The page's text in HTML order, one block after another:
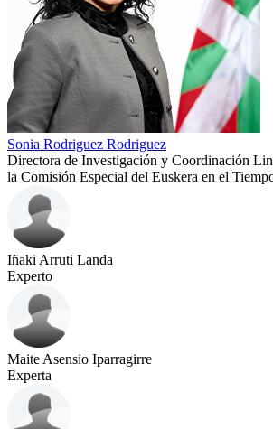
Sonia Rodriguez Rodriguez
Directora de Investigación y Coordinación
la Comisión Especial del Euskera en el
Iñaki Arruti Landa
Experto
Maite Asensio Iparragirre
Experta